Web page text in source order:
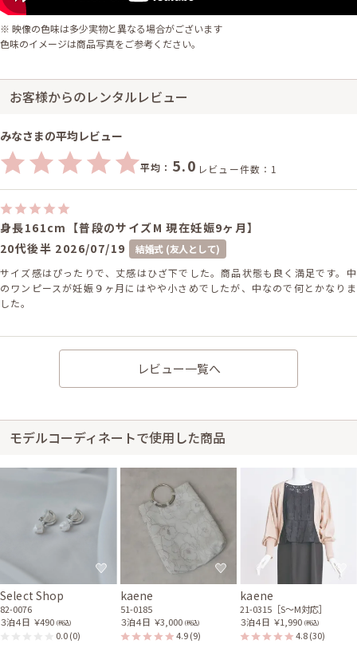
※ 映像の色味は多少実物と異なる場合がございます
色味のイメージは商品写真をご参考ください。
お客様からのレンタルレビュー
みなさまの平均レビュー
平均： 5.0 レビュー件数：1
身長161cm【普段のサイズM 現在妊娠9ヶ月】
20代後半 2026/07/19
結婚式 (友人として)
サイズ感はぴったりで、丈感はひざ下でした。商品状態も良く満足です。中
のワンピースが妊娠９ヶ月にはやや小さめでしたが、中なので何とかなりま
した。
レビュー一覧へ
モデルコーディネートで使用した商品
Select Shop
82-0076
３泊４日 ￥490 (税込)
0.0(0)
kaene
51-0185
３泊４日 ￥3,000 (税込)
4.9(9)
kaene
21-0315［S〜M対応］
３泊４日 ￥1,990 (税込)
4.8(30)